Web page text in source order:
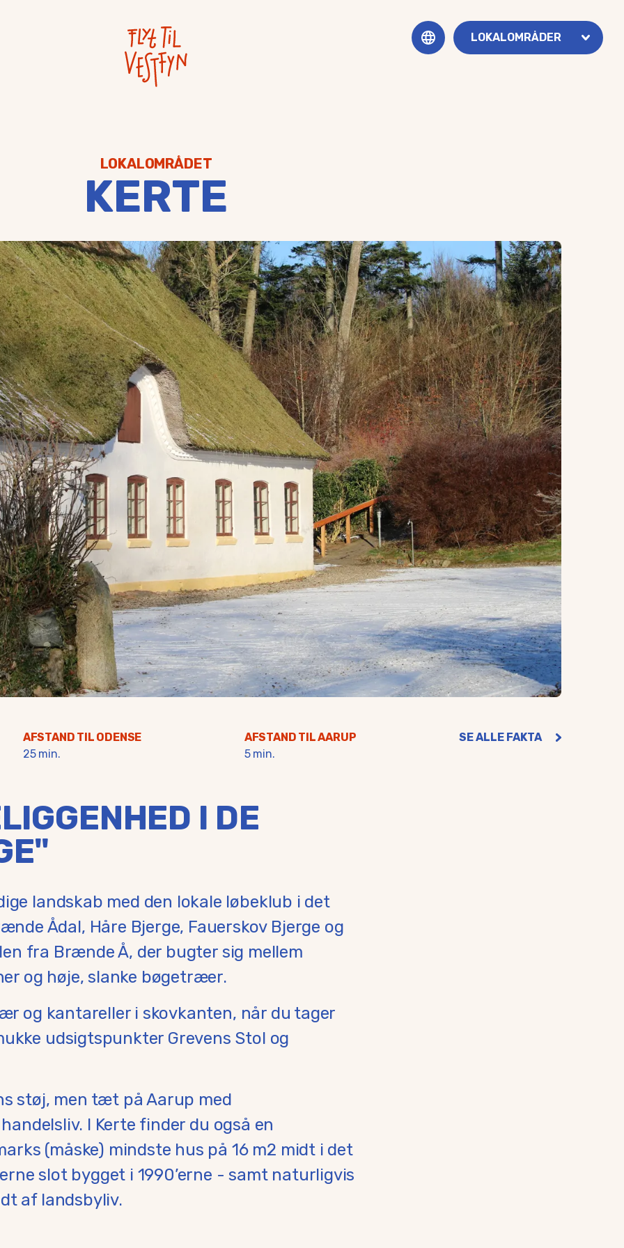
LOKALOMRÅDER
Jordløse
Kerte
Køng, Gummerup & Højrup
Rørup Sogn
Salbrovad, Sandager & Barløse
Saltofte
Skalbjerg & Magtenbølle
Skallebølle
Skydebjerg
Søby
Søllested & Vedtofte
Thorøhuse
Tommerup & Tommerup St.
Turup
Verninge
Vissenbjerg
Voldbro & omegn
Aarup
LOKALOMRÅDET
KERTE
AFSTAND TIL ODENSE
25 min.
AFSTAND TIL AARUP
5 min.
SE ALLE FAKTA
I DE
landskab med den lokale løbeklub i det
Ådal, Håre Bjerge, Fauerskov Bjerge og
fra Brænde Å, der bugter sig mellem
og høje, slanke bøgetræer.
og kantareller i skovkanten, når du tager
udsigtspunkter Grevens Stol og
støj, men tæt på Aarup med
I Kerte finder du også en
(måske) mindste hus på 16 m2 midt i det
slot bygget i 1990’erne - samt naturligvis
af landsbyliv.